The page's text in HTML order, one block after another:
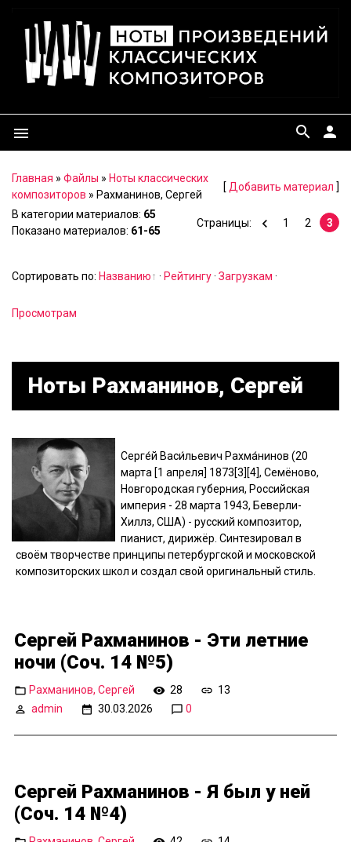
menu person
search
Главная » Файлы » Ноты классических
композиторов » Рахманинов, Сергей
[ Добавить материал ]
В категории материалов: 65
Показано материалов: 61-65
Страницы: 1 2 3
Сортировать по: Названию · Рейтингу· Загрузкам ·
Просмотрам
Ноты Рахманинов, Сергей
Серге́й Васи́льевич Рахма́нинов (20
марта [1 апреля] 1873[3][4], Семёново,
Новгородская губерния, Российская
империя - 28 марта 1943, Беверли-
Хиллз, США) - русский композитор,
пианист, дирижёр. Синтезировал в
своём творчестве принципы петербургской и московской
композиторских школ и создал свой оригинальный стиль.
Сергей Рахманинов - Эти летние
ночи (Соч. 14 №5)
Рахманинов, Сергей 28
13
admin
30.03.2026 0
Сергей Рахманинов - Я был у ней
(Соч. 14 №4)